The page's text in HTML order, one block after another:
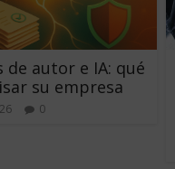
de autor e IA: qué
su empresa
0